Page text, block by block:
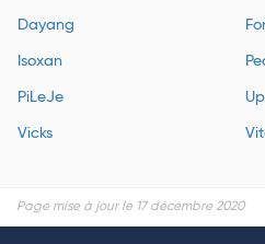
Dayang
Isoxan
PiLeJe
Vicks
Page mise à jour le 17 décembre 2020